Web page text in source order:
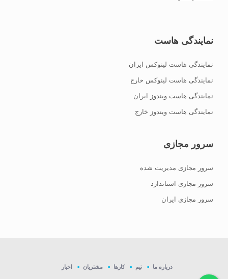
نمایندگی هاست
نمایندگی هاست لینوکس ایران
نمایندگی هاست لینوکس خارج
نمایندگی هاست ویندوز ایران
نمایندگی هاست ویندوز خارج
سرور مجازی
سرور مجازی مدیریت شده
سرور مجازی استاندارد
سرور مجازی ایران
درباره ما تیم کارها مشتریان اخبار